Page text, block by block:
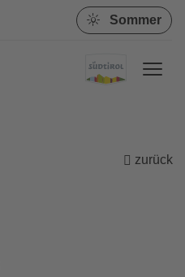
Sommer
zurück